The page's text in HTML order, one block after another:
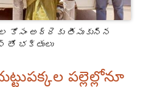
అద్దెకు తీసుకున్న
తో భక్తులు
పల్లెల్లోనూ